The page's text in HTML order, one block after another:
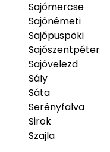
Sajómercse
Sajónémeti
Sajópüspöki
Sajószentpéter
Sajóvelezd
Sály
Sáta
Serényfalva
Sirok
Szajla